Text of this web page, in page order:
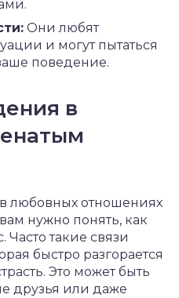
Они любят
и могут пытаться
поведение.
в
любовных отношениях
нужно понять, как
Часто такие связи
быстро разгорается
Это может быть
друзья или даже